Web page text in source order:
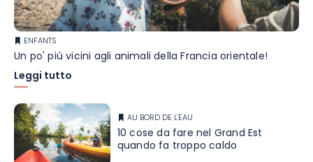
ENFANTS
Un po' più vicini agli animali della Francia orientale!
Leggi tutto
AU BORD DE L'EAU
10 cose da fare nel Grand Est
quando fa troppo caldo